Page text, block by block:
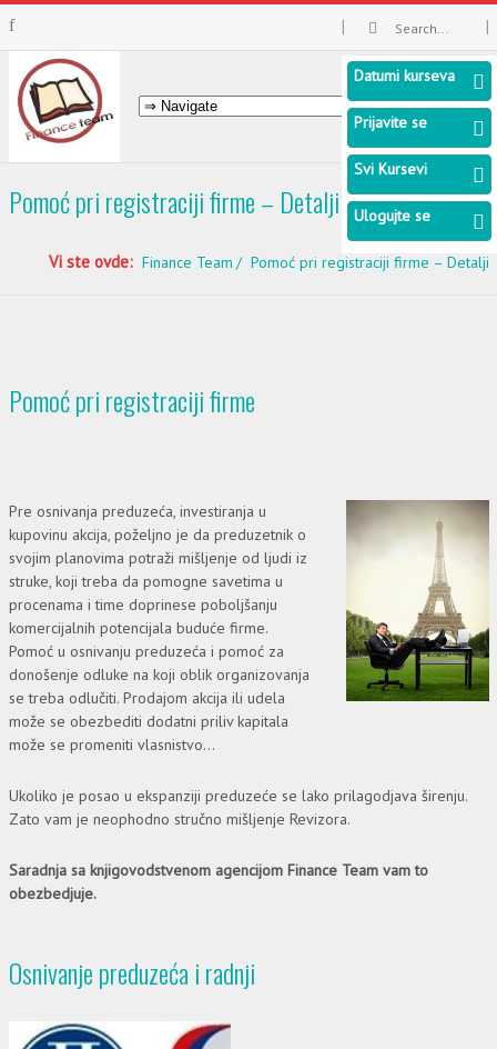
Pomoć pri registraciji firme – Detalji
Vi ste ovde: Finance Team Pomoć pri registraciji firme – Detalji
Pomoć pri registraciji firme
Pre osnivanja preduzeća, investiranja u
kupovinu akcija, poželjno je da preduzetnik o
svojim planovima potraži mišljenje od ljudi iz
struke, koji treba da pomogne savetima u
procenama i time doprinese poboljšanju
komercijalnih potencijala buduće firme.
Pomoć u osnivanju preduzeća i pomoć za
donošenje odluke na koji oblik organizovanja
se treba odlučiti. Prodajom akcija ili udela
može se obezbediti dodatni priliv kapitala
može se promeniti vlasnistvo...
Ukoliko je posao u ekspanziji preduzeće se lako prilagodjava širenju.
Zato vam je neophodno stručno mišljenje Revizora.
Saradnja sa knjigovodstvenom agencijom Finance Team vam to
obezbedjuje.
Osnivanje preduzeća i radnji
Datumi kurseva
Prijavite se
Svi Kursevi
Ulogujte se